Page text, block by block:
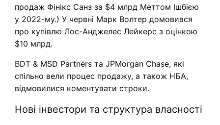
продаж Фінікс Санз за $4 млрд Меттом Ішбією
у 2022-му.) У червні Марк Волтер домовився
про купівлю Лос-Анджелес Лейкерс з оцінкою
$10 млрд.
BDT & MSD Partners та JPMorgan Chase, які
спільно вели процес продажу, а також НБА,
відмовилися коментувати строки.
Нові інвестори та структура власності